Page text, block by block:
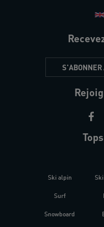
S'ABONNER
Ski alpin
Surf
Snowboard